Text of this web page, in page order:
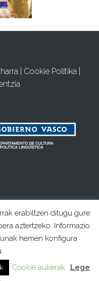
Cookie Politika
erabiltzen ditugu gure
aztertzeko. Informazio
hemen konfigura
Cookie aukerak
Lege